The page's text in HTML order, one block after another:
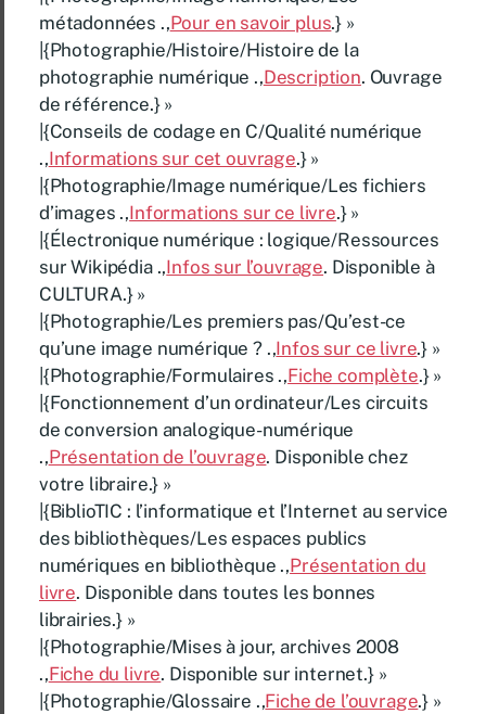
métadonnées .,Pour en savoir plus.} »
|{Photographie/Histoire/Histoire de la
photographie numérique .,Description. Ouvrage
de référence.} »
|{Conseils de codage en C/Qualité numérique
.,Informations sur cet ouvrage.} »
|{Photographie/Image numérique/Les fichiers
d’images .,Informations sur ce livre.} »
|{Électronique numérique : logique/Ressources
sur Wikipédia .,Infos sur l’ouvrage. Disponible à
CULTURA.} »
|{Photographie/Les premiers pas/Qu’est-ce
qu’une image numérique ? .,Infos sur ce livre.} »
|{Photographie/Formulaires .,Fiche complète.} »
|{Fonctionnement d’un ordinateur/Les circuits
de conversion analogique-numérique
.,Présentation de l’ouvrage. Disponible chez
votre libraire.} »
|{BiblioTIC : l’informatique et l’Internet au service
des bibliothèques/Les espaces publics
numériques en bibliothèque .,Présentation du
livre. Disponible dans toutes les bonnes
librairies.} »
|{Photographie/Mises à jour, archives 2008
.,Fiche du livre. Disponible sur internet.} »
|{Photographie/Glossaire .,Fiche de l’ouvrage.} »